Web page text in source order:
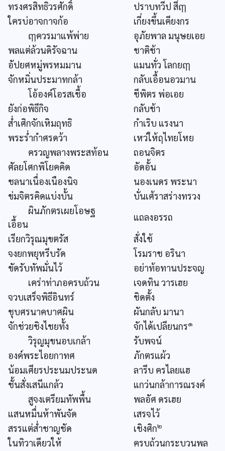
ทรงศรสิทธิวรศักดิ์
ปราบทวีป สี่ฤๅ
ใครบ่อาจกาจก้อ
เกี่ยงขึ้นเคียงกร
ฤๅควรมาแพ้พ่าย
อุภัยพาล มนุษยเอย
พลแต่ล้วนดิรัจฉาน
ชาติช้า
อัปยศหมู่พรหมมาน
แมนทั่ว โลกยฤๅ
จักหมิ่นประมาทกล้า
กลับเอื้อนอวมาน
โอ้องค์โอรสเชื้อ
ชีพิตร พ่อเอย
ยังก่อพิธีกิจ
กลับช้า
ส่ำเศิกจักเหิมฤทธิ
กำเริบ แรงนา
พระร่ำกำศรดว้า
เหว่ให้ฤไทยโหย
ครวญพลางพระสท้อน
ถอนจิตร
ศัลยโศกพิโยคคิด
อัดอั้น
ชลนาเนื่องเนืองนิจ
นองเนดร พระนา
ข่มจิตรคิดแบ่งบั้น
บั่นเศ้ราสร่างทรวง
ผินภักตรเผยโอษฐ
เอื้อน
แถลงอรรถ
เรียกวิรุณมุขตรัส
สั่งใช้
จงยกพยุหรีบรัด
โรมราช อรินา
ขัดรับทัพมั่นไว้
อย่าท้อทานประจญ
เคร่าท่าภอครบถ้วน
เจดทิน วารเฮย
จวบเสร็จพิธีอินทร์
ชิดตั้ง
ชุบศรนาคบาศผิน
ผันกลับ มานา
จักช่วยชิงไชยทั้ง
จักได้เปลียนกร๑
วิรุญมุขนอบเกล้า
รับพจน์
องค์พระไอยกาทศ
ภักตรแผ้ว
น้อมเศียรประนมประนด
ลารีบ ครไลยแฮ
ชั้นสั่งเสนีแกล้ว
แกว่นกล้าการณรงค์
สูจงเตรียมทัพพื้น
พลอัศ ดรเฮย
แสนหมื่นห้าพันจัด
เสรจไว้
สรรแต่ส่ำชาญชัด
เชิงศิก๒
ในทิวาเดียวให้
ครบถ้วนกระบวนพล